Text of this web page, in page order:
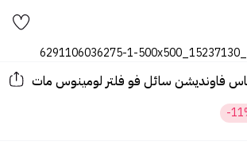
فاونديشن سائل فو فلتر لومينوس مات
-